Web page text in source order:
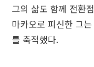
그의 삶도 함께 전환
마카오로 피신한 그
를 축적했다.